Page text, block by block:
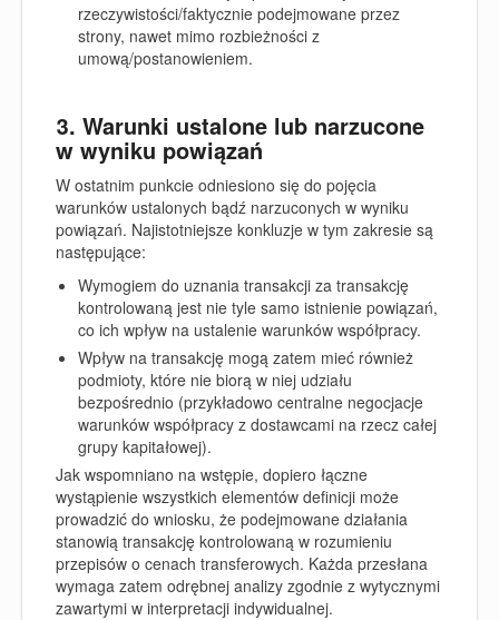
rzeczywistości/faktycznie podejmowane przez
strony, nawet mimo rozbieżności z
umową/postanowieniem.
3. Warunki ustalone lub narzucone
w wyniku powiązań
W ostatnim punkcie odniesiono się do pojęcia
warunków ustalonych bądź narzuconych w wyniku
powiązań. Najistotniejsze konkluzje w tym zakresie są
następujące:
Wymogiem do uznania transakcji za transakcję
kontrolowaną jest nie tyle samo istnienie powiązań,
co ich wpływ na ustalenie warunków współpracy.
Wpływ na transakcję mogą zatem mieć również
podmioty, które nie biorą w niej udziału
bezpośrednio (przykładowo centralne negocjacje
warunków współpracy z dostawcami na rzecz całej
grupy kapitałowej).
Jak wspomniano na wstępie, dopiero łączne
wystąpienie wszystkich elementów definicji może
prowadzić do wniosku, że podejmowane działania
stanowią transakcję kontrolowaną w rozumieniu
przepisów o cenach transferowych. Każda przesłana
wymaga zatem odrębnej analizy zgodnie z wytycznymi
zawartymi w interpretacji indywidualnej.